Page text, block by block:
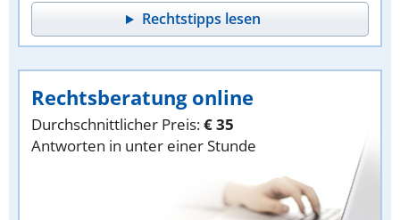
Rechtstipps lesen
Rechtsberatung online
Durchschnittlicher Preis:€ 35
Antworten in unter einer Stunde